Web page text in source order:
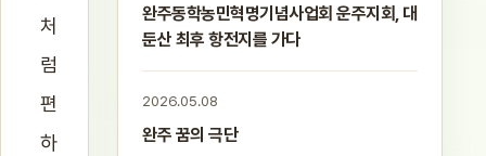
처
럼
편
하
완주동학농민혁명기념사업회 운주지회, 대
둔산 최후 항전지를 가다
2026.05.08
완주 꿈의 극단